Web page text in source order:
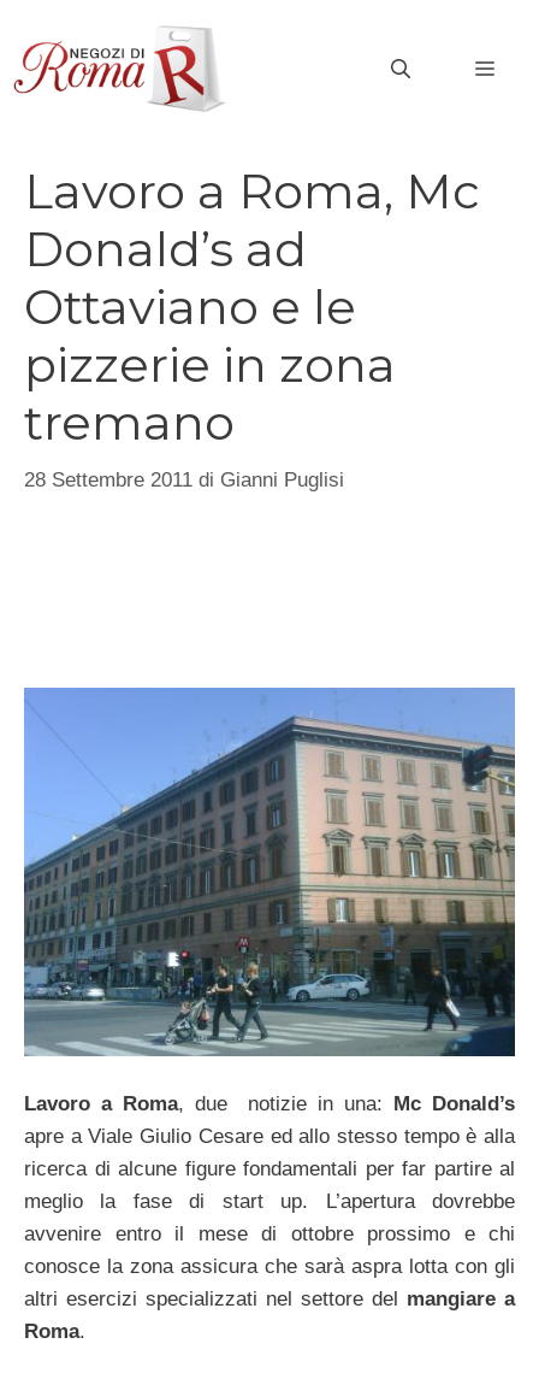
contenuto
Lavoro a Roma, Mc
Donald’s ad
Ottaviano e le
pizzerie in zona
tremano
28 Settembre 2011 di Gianni Puglisi
Lavoro a Roma, due notizie in una: Mc Donald’s
apre a Viale Giulio Cesare ed allo stesso tempo è alla
ricerca di alcune figure fondamentali per far partire al
meglio la fase di start up. L’apertura dovrebbe
avvenire entro il mese di ottobre prossimo e chi
conosce la zona assicura che sarà aspra lotta con gli
altri esercizi specializzati nel settore del mangiare a
Roma.